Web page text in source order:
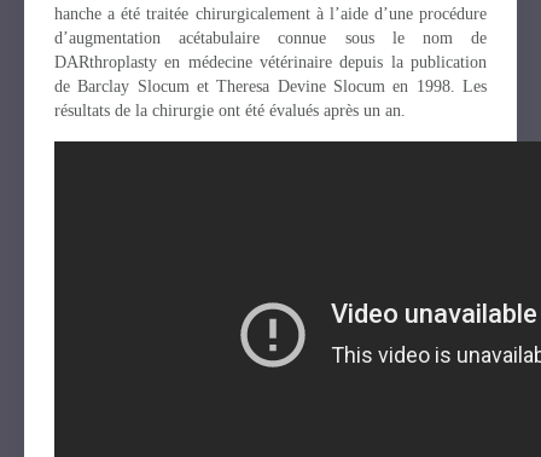
hanche a été traitée chirurgicalement à l’aide d’une procédure
d’augmentation acétabulaire connue sous le nom de
DARthroplasty en médecine vétérinaire depuis la publication
de Barclay Slocum et Theresa Devine Slocum en 1998. Les
résultats de la chirurgie ont été évalués après un an.